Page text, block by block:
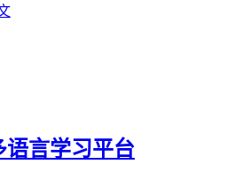
语言学习平台